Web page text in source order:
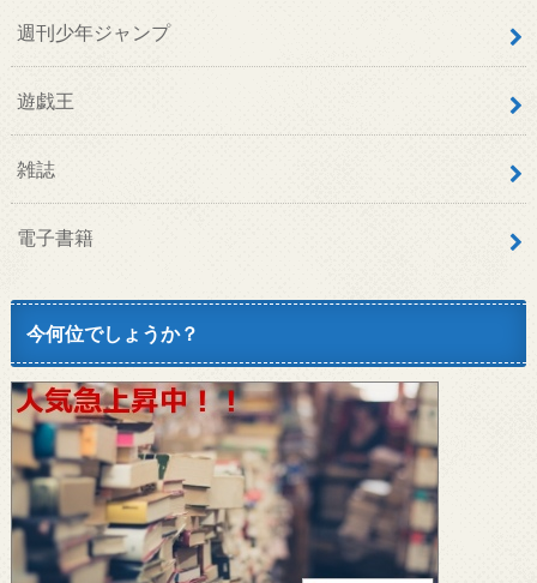
週刊少年ジャンプ
遊戯王
雑誌
電子書籍
今何位でしょうか？